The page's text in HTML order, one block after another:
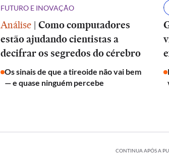
FUTURO E INOVAÇÃO
Análise | Como computadores
estão ajudando cientistas a
decifrar os segredos do cérebro
Os sinais de que a tireoide não vai bem
— e quase ninguém percebe
CONTINUA APÓS A